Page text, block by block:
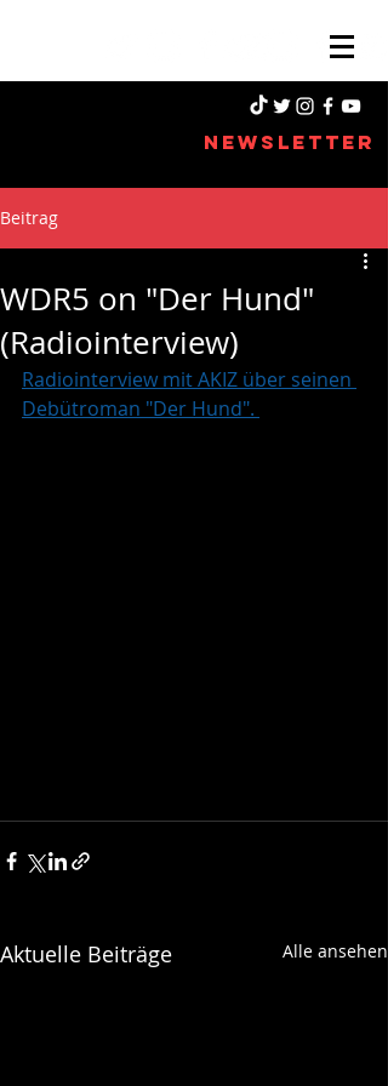
NEWSLETTER
Beitrag
WDR5 on "Der Hund"
(Radiointerview)
Radiointerview mit AKIZ über seinen
Debütroman "Der Hund".
Aktuelle Beiträge Alle ansehen